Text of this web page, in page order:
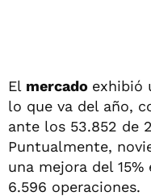
El mercado exhibió
lo que va del año,
ante los 53.852 de
Puntualmente,
una mejora del
6.596 operaciones.